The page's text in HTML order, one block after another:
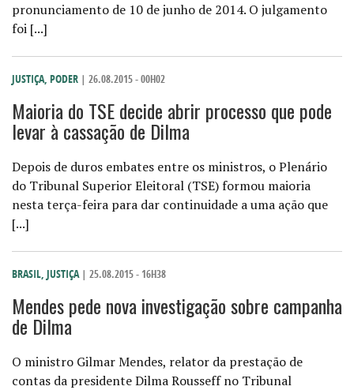
pronunciamento de 10 de junho de 2014. O julgamento
foi [...]
JUSTIÇA, PODER | 26.08.2015 - 00H02
Maioria do TSE decide abrir processo que pode
levar à cassação de Dilma
Depois de duros embates entre os ministros, o Plenário
do Tribunal Superior Eleitoral (TSE) formou maioria
nesta terça-feira para dar continuidade a uma ação que
[...]
BRASIL, JUSTIÇA | 25.08.2015 - 16H38
Mendes pede nova investigação sobre campanha
de Dilma
O ministro Gilmar Mendes, relator da prestação de
contas da presidente Dilma Rousseff no Tribunal